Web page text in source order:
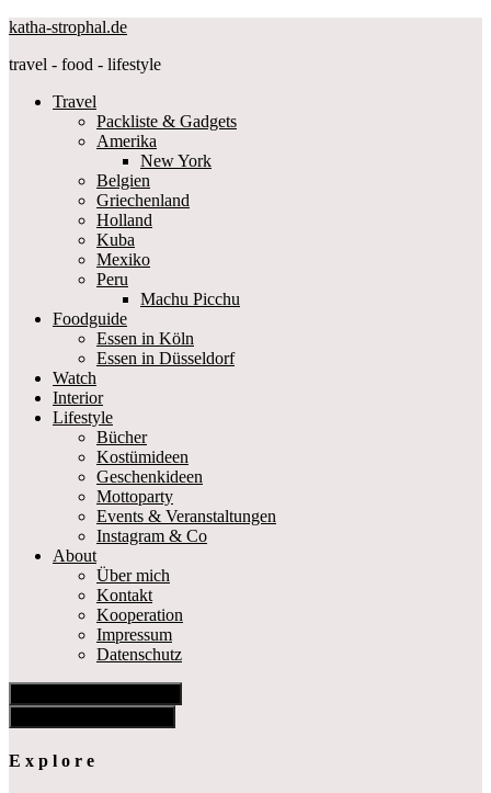
katha-strophal.de
travel - food - lifestyle
Travel
Packliste & Gadgets
Amerika
New York
Belgien
Griechenland
Holland
Kuba
Mexiko
Peru
Machu Picchu
Foodguide
Essen in Köln
Essen in Düsseldorf
Watch
Interior
Lifestyle
Bücher
Kostümideen
Geschenkideen
Mottoparty
Events & Veranstaltungen
Instagram & Co
About
Über mich
Kontakt
Kooperation
Impressum
Datenschutz
E x p l o r e